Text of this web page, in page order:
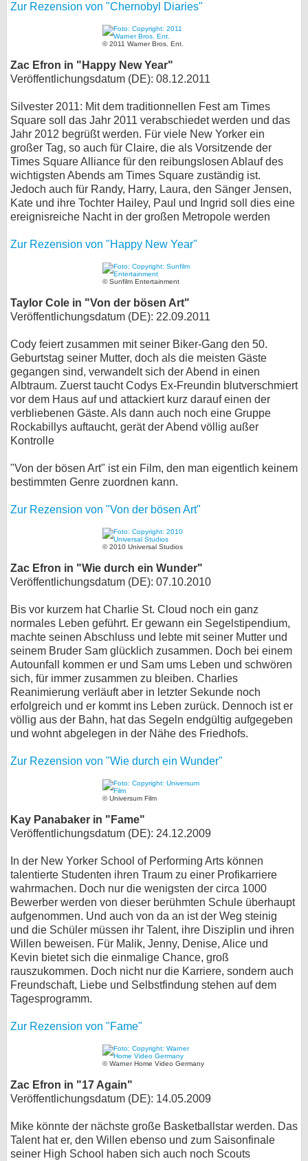
Zur Rezension von "Chernobyl Diaries"
© 2011 Warner Bros. Ent.
Zac Efron in "Happy New Year"
Veröffentlichungsdatum (DE): 08.12.2011
Silvester 2011: Mit dem traditionnellen Fest am Times
Square soll das Jahr 2011 verabschiedet werden und das
Jahr 2012 begrüßt werden. Für viele New Yorker ein
großer Tag, so auch für Claire, die als Vorsitzende der
Times Square Alliance für den reibungslosen Ablauf des
wichtigsten Abends am Times Square zuständig ist.
Jedoch auch für Randy, Harry, Laura, den Sänger Jensen,
Kate und ihre Tochter Hailey, Paul und Ingrid soll dies eine
ereignisreiche Nacht in der großen Metropole werden
Zur Rezension von "Happy New Year"
© Sunfilm Entertainment
Taylor Cole in "Von der bösen Art"
Veröffentlichungsdatum (DE): 22.09.2011
Cody feiert zusammen mit seiner Biker-Gang den 50.
Geburtstag seiner Mutter, doch als die meisten Gäste
gegangen sind, verwandelt sich der Abend in einen
Albtraum. Zuerst taucht Codys Ex-Freundin blutverschmiert
vor dem Haus auf und attackiert kurz darauf einen der
verbliebenen Gäste. Als dann auch noch eine Gruppe
Rockabillys auftaucht, gerät der Abend völlig außer
Kontrolle
"Von der bösen Art" ist ein Film, den man eigentlich keinem
bestimmten Genre zuordnen kann.
Zur Rezension von "Von der bösen Art"
© 2010 Universal Studios
Zac Efron in "Wie durch ein Wunder"
Veröffentlichungsdatum (DE): 07.10.2010
Bis vor kurzem hat Charlie St. Cloud noch ein ganz
normales Leben geführt. Er gewann ein Segelstipendium,
machte seinen Abschluss und lebte mit seiner Mutter und
seinem Bruder Sam glücklich zusammen. Doch bei einem
Autounfall kommen er und Sam ums Leben und schwören
sich, für immer zusammen zu bleiben. Charlies
Reanimierung verläuft aber in letzter Sekunde noch
erfolgreich und er kommt ins Leben zurück. Dennoch ist er
völlig aus der Bahn, hat das Segeln endgültig aufgegeben
und wohnt abgelegen in der Nähe des Friedhofs.
Zur Rezension von "Wie durch ein Wunder"
© Universum Film
Kay Panabaker in "Fame"
Veröffentlichungsdatum (DE): 24.12.2009
In der New Yorker School of Performing Arts können
talentierte Studenten ihren Traum zu einer Profikarriere
wahrmachen. Doch nur die wenigsten der circa 1000
Bewerber werden von dieser berühmten Schule überhaupt
aufgenommen. Und auch von da an ist der Weg steinig
und die Schüler müssen ihr Talent, ihre Disziplin und ihren
Willen beweisen. Für Malik, Jenny, Denise, Alice und
Kevin bietet sich die einmalige Chance, groß
rauszukommen. Doch nicht nur die Karriere, sondern auch
Freundschaft, Liebe und Selbstfindung stehen auf dem
Tagesprogramm.
Zur Rezension von "Fame"
© Warner Home Video Germany
Zac Efron in "17 Again"
Veröffentlichungsdatum (DE): 14.05.2009
Mike könnte der nächste große Basketballstar werden. Das
Talent hat er, den Willen ebenso und zum Saisonfinale
seiner High School haben sich auch noch Scouts